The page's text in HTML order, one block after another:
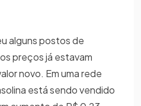
alguns postos de
preços já estavam
novo. Em uma rede
está sendo vendido